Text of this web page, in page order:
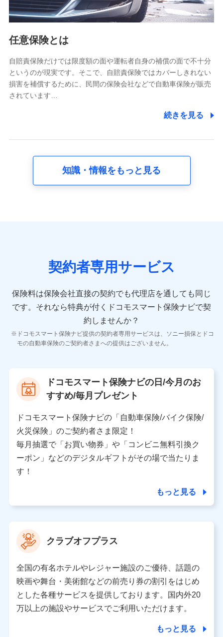
報。例として、dポイントカード番号、性別、年齢、家族
構成、住所、dポイント残高、dポイント利用履歴などが
含まれます。
当社又は株式会社NTTドコモが提供する各種サービスな
又は株式会社NTTドコモが提供する各種サービスのご契
約状態・ご利用履歴インターネット利用時の行動に関す
る情報、アプリケーション利用時の行動に関する情報、
購入されたサービスや商品の名称・購入場所・決済に関
する情報、アンケートの回答に関する情報などが含まれ
の内容、保険料、保険料のお支払方法、車のメーカーや
走行距離などの情報、建物の構造や築年数などの情報、
険契約に関する情報。例として、保険契約者及び被保険
者の氏名、住所、生年月日、性別、保険契約者と被保険
報、建物の構造や築年数などの情報、ペットの種類や年
齢などの情報などが含まれます。
【共同して利用する者の範囲】
当社
当社又は株式会社NTTドコモが提供する保険関連サービ
スにおけるユーザ登録受付および管理のため
を受けている保険会社・提携会社の保険その他に関する
情報を提供するため、また維持管理等の委託業務遂行の
ため、またそれらに付帯、関連する当社、株式会社NTT
ドコモおよび提携会社のサービスを案内、提供するため
（各サービスで取得したサービス利用履歴、ウェブサイ
トの閲覧履歴、購買履歴、ご契約内容等のパーソナルデ
ータを分析して、お客さまの趣味・嗜好・傾向に応じた
上記に係る案内・手続き・管理等付帯業務を行うため
【当該個人データの管理について責任を有する者の名称・住
所・代表者名】
当該個人データを取り扱う各共同利用者（詳細は次のとお
り）
東京都千代田区永田町2丁目11番1号 山王パークタワー
株式会社NTTドコモ 代表取締役社長 前田 義晃
東京都中央区日本橋人形町2-14-10 アーバンネット日本橋
任意保険とは
自賠責保険だけでは限度額の面や運転者自身の補償の面で不十分
というのが現実です。そこで、自賠責保険ではカバーしきれない
損害を補償するために、民間の保険会社などで自動車保険が販売
されています…
続きを見る
知識・情報をもっと見る
契約者専用サービス
保険料は保険会社直接の契約でも代理店を通しても同じ
です。 それなら特典が付くドコモスマート保険ナビで契
約しませんか？
ドコモスマート保険ナビ提供の契約者専用サービスは、ソニー損保とドコ
モの自動車保険のご契約者さまへの提供はございません。
ドコモスマート保険ナビの日/今月のお
すすめ/毎月プレゼント
ドコモスマート保険ナビの「自動車保険/バイク保険/
火災保険」のご契約者さま限定！
毎月抽選で「お買い物券」や「コンビニ無料引換ク
ーポン」などのデジタルギフトがその場で当たりま
す！
もっと見る
クラブオフプラス
全国の有名ホテルやレジャー施設のご優待、話題の
映画や舞台・美術館などの前売り券の割引をはじめ
とした各種サービスを提供しております。国内外20
万以上の施設やサービスでご利用いただけます。
もっと見る